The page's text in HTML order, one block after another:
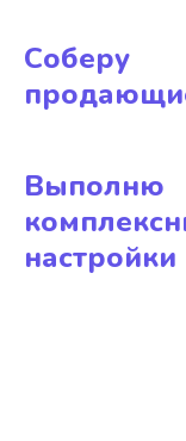
Соберу
Выполню
настройки